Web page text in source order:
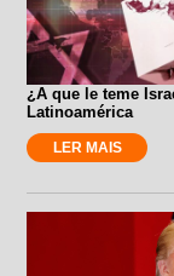
¿A que le teme
Latinoamérica
LER MAIS